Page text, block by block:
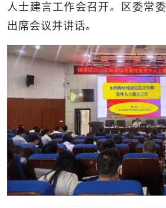
人士建言工作会召开。区委常
出席会议并讲话。